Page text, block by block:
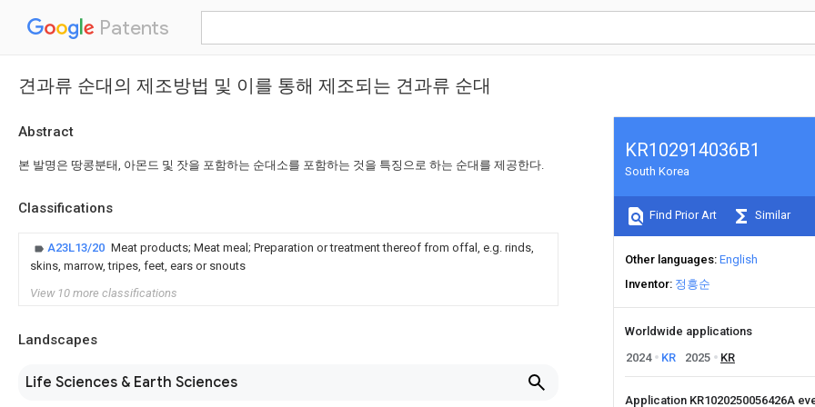
Patents
견과류 순대의 제조방법 및 이를 통해 제조되는 견과류 순대
Abstract
본 발명은 땅콩분태, 아몬드 및 잣을 포함하는 순대소를 포함하는 것을 특징으로 하는 순대를 제공한다.
Classifications
A23L13/20 Meat products; Meat meal; Preparation or treatment thereof from offal, e.g. rinds,
skins, marrow, tripes, feet, ears or snouts
View 10 more classifications
Landscapes
Life Sciences & Earth Sciences
KR102914036B1
South Korea
Find Prior Art Similar
Other languages English
Inventor 정흥순
Worldwide applications
2024
KR 2025 KR
Application KR1020250056426A